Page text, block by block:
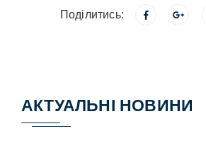
Поділитись:
АКТУАЛЬНІ НОВИНИ